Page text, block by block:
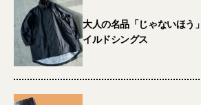
大人の名品「じゃないほ
イルドシングス